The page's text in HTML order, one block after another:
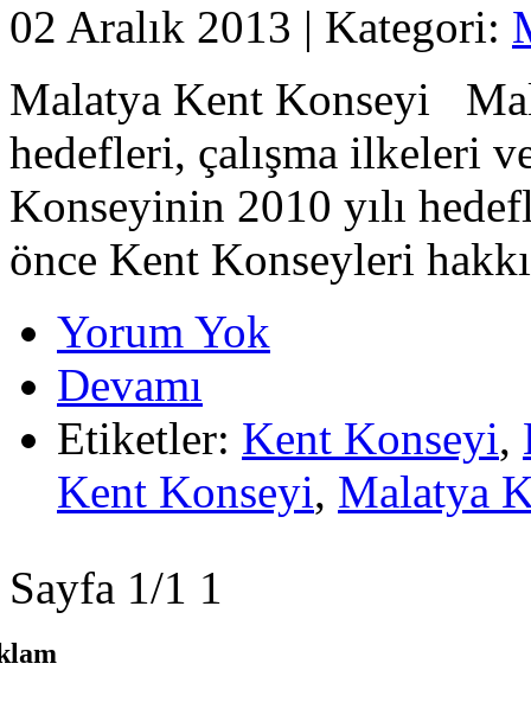
02 Aralık 2013 | Kategori:
Malatya Kent Konseyi
hedefleri, çalışma ilkeleri
Konseyinin 2010 yılı
önce Kent Konseyleri
Yorum Yok
Devamı
Etiketler: Kent Konseyi,
Kent Konseyi, Malatya
Sayfa 1/1 1